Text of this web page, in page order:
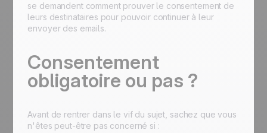
se demandent comment prouver le consentement de
leurs destinataires pour pouvoir continuer à leur
envoyer des emails.
Consentement
obligatoire ou pas ?
Avant de rentrer dans le vif du sujet, sachez que vous
n'êtes peut-être pas concerné si :